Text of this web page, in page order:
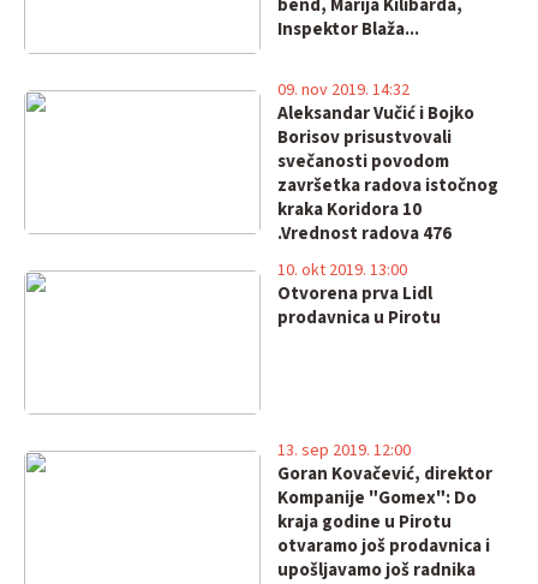
bend, Marija Kilibarda,
Inspektor Blaža...
Aleksandar Vučić i Bojko
Borisov prisustvovali
svečanosti povodom
završetka radova istočnog
kraka Koridora 10
.Vrednost radova 476
miliona evra.
09. nov 2019. 14:32
Otvorena prva Lidl
prodavnica u Pirotu
10. okt 2019. 13:00
Goran Kovačević, direktor
Kompanije "Gomex": Do
kraja godine u Pirotu
otvaramo još prodavnica i
upošljavamo još radnika
13. sep 2019. 12:00